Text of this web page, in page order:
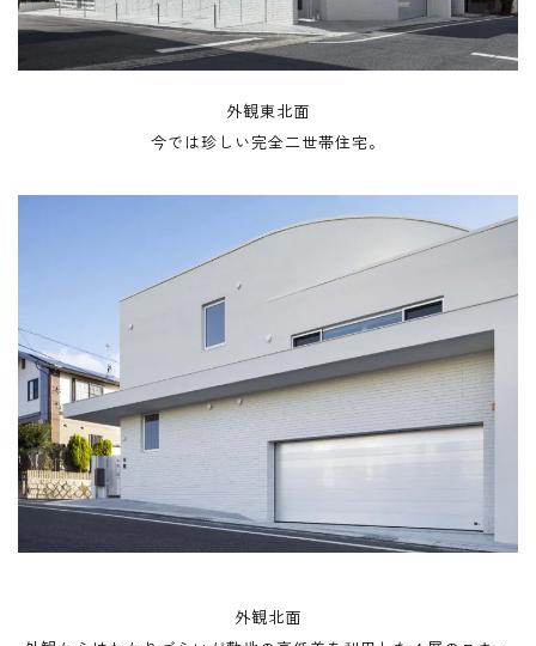
外観東北面
今では珍しい完全二世帯住宅。
外観北面